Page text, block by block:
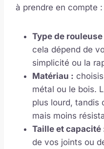
à prendre en compte :
Type de rouleuse
cela dépend de
simplicité ou la
Matériau :
métal ou le bois.
plus lourd, tandis
mais moins
Taille et capacité
de vos joints ou